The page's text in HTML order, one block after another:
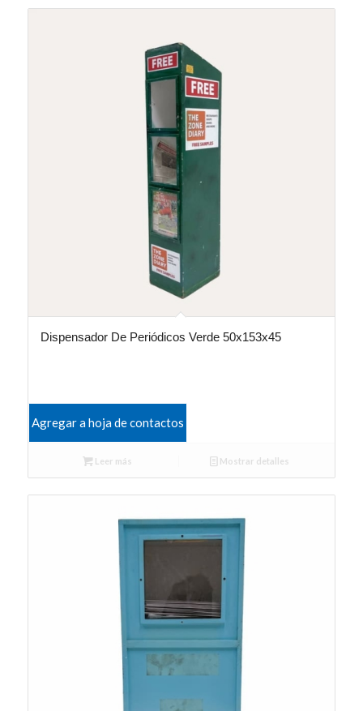
Dispensador De Periódicos Verde 50x153x45
Agregar a hoja de contactos
Leer más Mostrar detalles